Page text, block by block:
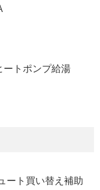
トポンプ給湯
ート買い替え補助